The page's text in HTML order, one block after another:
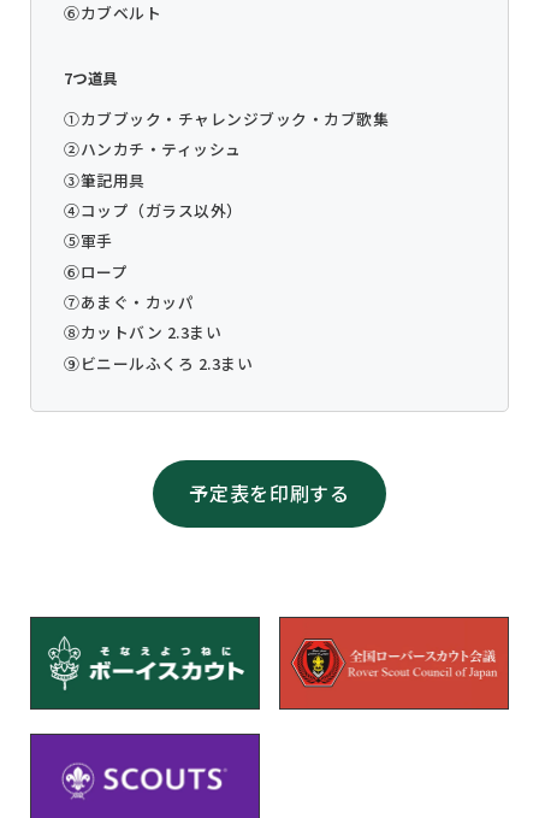
⑥カブベルト
7つ道具
①カブブック・チャレンジブック・カブ歌集
②ハンカチ・ティッシュ
③筆記用具
④コップ（ガラス以外）
⑤軍手
⑥ロープ
⑦あまぐ・カッパ
⑧カットバン 2.3まい
⑨ビニールふくろ 2.3まい
予定表を印刷する